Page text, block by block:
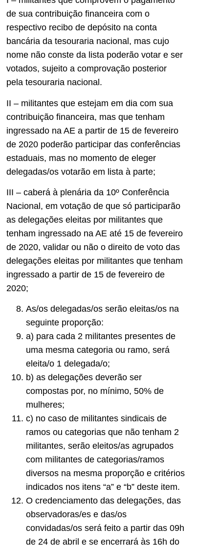
de sua contribuição financeira com o
respectivo recibo de depósito na conta
bancária da tesouraria nacional, mas cujo
nome não conste da lista poderão votar e ser
votados, sujeito a comprovação posterior
pela tesouraria nacional.
II – militantes que estejam em dia com sua
contribuição financeira, mas que tenham
ingressado na AE a partir de 15 de fevereiro
de 2020 poderão participar das conferências
estaduais, mas no momento de eleger
delegadas/os votarão em lista à parte;
III – caberá à plenária da 10º Conferência
Nacional, em votação de que só participarão
as delegações eleitas por militantes que
tenham ingressado na AE até 15 de fevereiro
de 2020, validar ou não o direito de voto das
delegações eleitas por militantes que tenham
ingressado a partir de 15 de fevereiro de
2020;
As/os delegadas/os serão eleitas/os na
seguinte proporção:
a) para cada 2 militantes presentes de
uma mesma categoria ou ramo, será
eleita/o 1 delegada/o;
b) as delegações deverão ser
compostas por, no mínimo, 50% de
mulheres;
c) no caso de militantes sindicais de
ramos ou categorias que não tenham 2
militantes, serão eleitos/as agrupados
com militantes de categorias/ramos
diversos na mesma proporção e critérios
indicados nos itens “a” e “b” deste item.
O credenciamento das delegações, das
observadoras/es e das/os
convidadas/os será feito a partir das 09h
de 24 de abril e se encerrará às 16h do